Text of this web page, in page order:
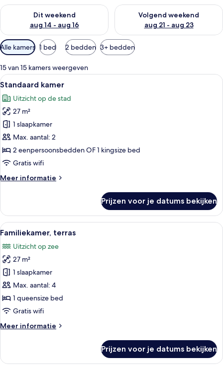
Dit weekend
aug 14 - aug 16
De beschikbaarheid controleren voor dit weekend aug 14 -
Volgend weekend
aug 21 - aug 23
De beschikbaarheid
Beschikbare
filters
voor
kamers
Alle kamers 1 bed 2 bedden 3+ bedden
15 van 15 kamers weergeven
Alle
foto's
voor
Standaard
kamer
laden
Een hotelkamer met een groot bed,
6
Standaard kamer
Uitzicht op de stad
27 m²
1 slaapkamer
Max. aantal: 2
2 eenpersoonsbedden OF 1 kingsize bed
Gratis wifi
Meer informatie
Meer
kamer
Prijzen voor je datums bekijken
Alle
foto's
voor
Familiekamer,
terras
laden
Een moderne hotelkamer met
5
Familiekamer, terras
Uitzicht op zee
27 m²
1 slaapkamer
Max. aantal: 4
1 queensize bed
Gratis wifi
Meer informatie
Meer
terras
Prijzen voor je datums bekijken